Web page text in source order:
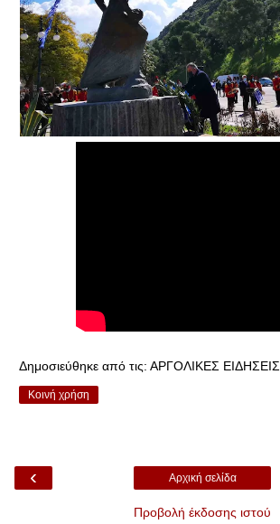
Δημοσιεύθηκε από τις: ΑΡΓΟΛΙΚΕΣ ΕΙΔΗΣΕΙΣ
Κοινή χρήση
‹ Αρχική σελίδα
Προβολή έκδοσης ιστού